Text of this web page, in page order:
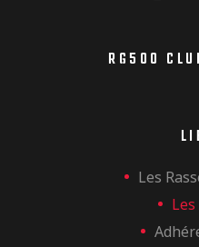
RG500
Les